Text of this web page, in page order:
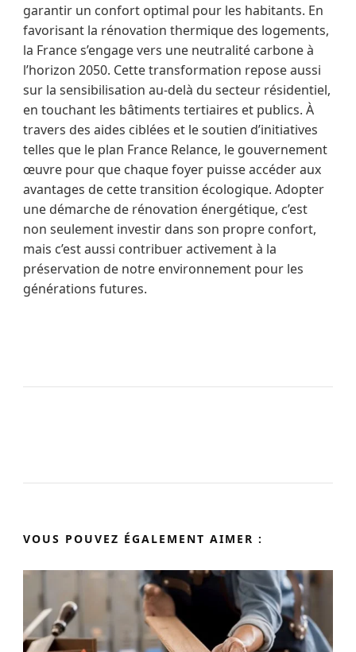
garantir un confort optimal pour les habitants. En
favorisant la rénovation thermique des logements,
la France s’engage vers une neutralité carbone à
l’horizon 2050. Cette transformation repose aussi
sur la sensibilisation au-delà du secteur résidentiel,
en touchant les bâtiments tertiaires et publics. À
travers des aides ciblées et le soutien d’initiatives
telles que le plan France Relance, le gouvernement
œuvre pour que chaque foyer puisse accéder aux
avantages de cette transition écologique. Adopter
une démarche de rénovation énergétique, c’est
non seulement investir dans son propre confort,
mais c’est aussi contribuer activement à la
préservation de notre environnement pour les
générations futures.
d'article
VOUS POUVEZ ÉGALEMENT AIMER :